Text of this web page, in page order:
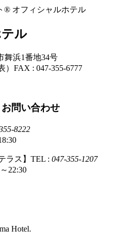
® オフィシャルホテル
ル
舞浜1番地34号
） FAX : 047-355-6777
問い合わせ
8222
ラス】TEL : 047-355-1207
Hotel.